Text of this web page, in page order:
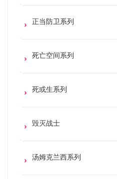
正当防卫系列
死亡空间系列
死或生系列
毁灭战士
汤姆克兰西系列